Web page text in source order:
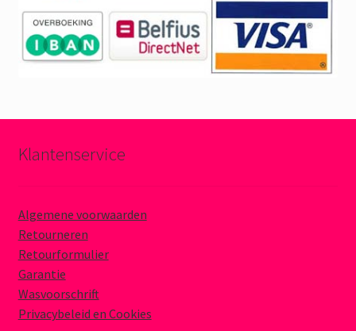
Klantenservice
Algemene voorwaarden
Retourneren
Retourformulier
Garantie
Wasvoorschrift
Privacybeleid en Cookies